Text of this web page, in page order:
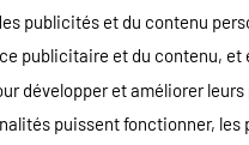
publicités et du contenu
publicitaire et du contenu, et
développer et améliorer
puissent fonctionner,